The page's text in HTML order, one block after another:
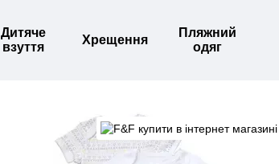
Дитяче
взуття
Хрещення
Пляжний
одяг